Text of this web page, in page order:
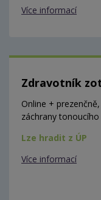
Více informací
Zdravotník
Online +
záchrany tonoucího
Lze hradit z ÚP
Více informací